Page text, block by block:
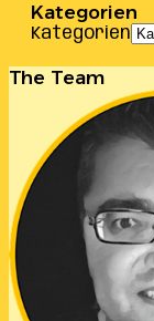
Kategorien
Kategorien
The Team